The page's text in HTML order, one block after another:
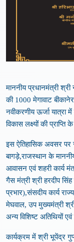
माननीय प्रधानमंत्री
की 1000मेगावाट
नवीकरणीय ऊर्जा यात्रा
विकास लक्ष्यों की प्राप्ति
इस ऐतिहासिक अवसर पर
बागड़े,राजस्थान के
आवासन एवं शहरी कार्य
गैस मंत्री श्री हरदीप सिंह
प्रभार),संसदीय कार्य
मेघवाल,उप मुख्यमंत्री
अन्य विशिष्ट अतिथियों
कार्यक्रम में श्री भूपेंद्र